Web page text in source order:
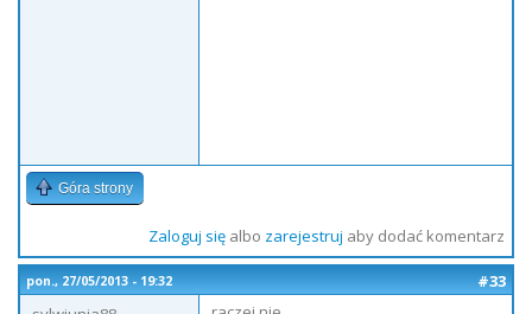
Góra strony
Zaloguj sięalbo zarejestruj aby dodać komentarz
pon., 27/05/2013 - 19:32
#33